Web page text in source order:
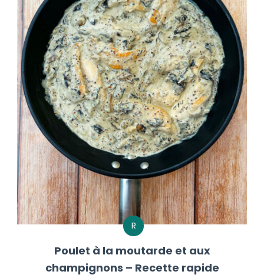
R
Poulet à la moutarde et aux
champignons – Recette rapide